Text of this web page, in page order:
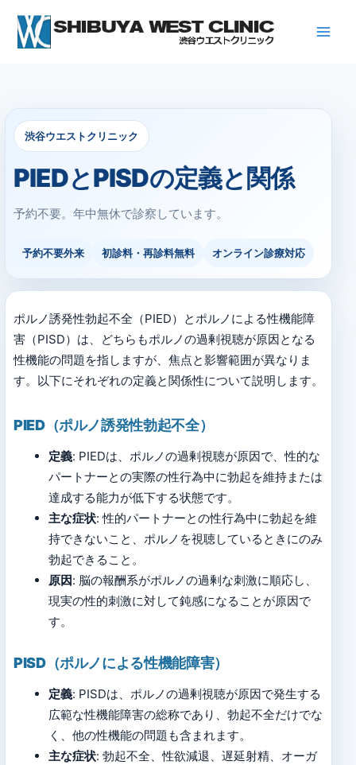
渋谷ウエストクリニック
PIEDとPISDの定義と関係
予約不要。年中無休で診察しています。
予約不要外来 初診料・再診料無料 オンライン診療対応
ポルノ誘発性勃起不全（PIED）とポルノによる性機能障
害（PISD）は、どちらもポルノの過剰視聴が原因となる
性機能の問題を指しますが、焦点と影響範囲が異なりま
す。以下にそれぞれの定義と関係性について説明します。
PIED（ポルノ誘発性勃起不全）
定義: PIEDは、ポルノの過剰視聴が原因で、性的な
パートナーとの実際の性行為中に勃起を維持または
達成する能力が低下する状態です。
主な症状: 性的パートナーとの性行為中に勃起を維
持できないこと、ポルノを視聴しているときにのみ
勃起できること。
原因: 脳の報酬系がポルノの過剰な刺激に順応し、
現実の性的刺激に対して鈍感になることが原因で
す。
PISD（ポルノによる性機能障害）
定義: PISDは、ポルノの過剰視聴が原因で発生する
広範な性機能障害の総称であり、勃起不全だけでな
く、他の性機能の問題も含まれます。
主な症状: 勃起不全、性欲減退、遅延射精、オーガ